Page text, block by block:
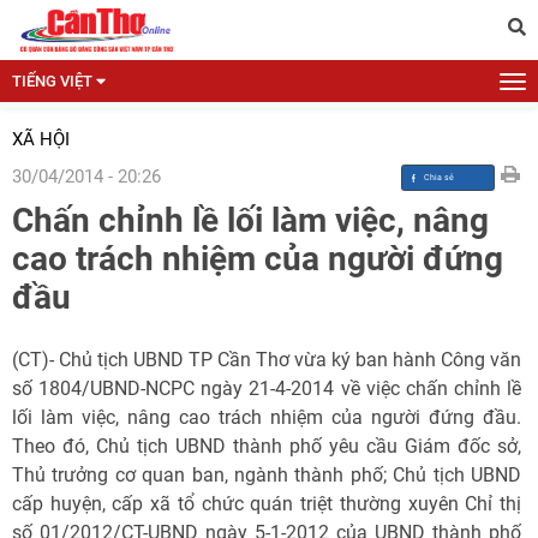
TIẾNG VIỆT
XÃ HỘI
30/04/2014 - 20:26
Chấn chỉnh lề lối làm việc, nâng
cao trách nhiệm của người đứng
đầu
(CT)- Chủ tịch UBND TP Cần Thơ vừa ký ban hành Công văn
số 1804/UBND-NCPC ngày 21-4-2014 về việc chấn chỉnh lề
lối làm việc, nâng cao trách nhiệm của người đứng đầu.
Theo đó, Chủ tịch UBND thành phố yêu cầu Giám đốc sở,
Thủ trưởng cơ quan ban, ngành thành phố; Chủ tịch UBND
cấp huyện, cấp xã tổ chức quán triệt thường xuyên Chỉ thị
số 01/2012/CT-UBND ngày 5-1-2012 của UBND thành phố